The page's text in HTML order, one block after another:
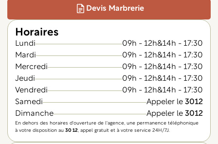
Devis Marbrerie
Horaires
Lundi 09h - 12h&14h - 17:30
Mardi
09h - 12h&14h - 17:30
Mercredi
09h - 12h&14h - 17:30
Jeudi
09h - 12h&14h - 17:30
Vendredi
09h - 12h&14h - 17:30
Samedi
Appeler le 3012
Dimanche
Appeler le 3012
En dehors des horaires d'ouverture de l'agence, une permanence téléphonique
à votre disposition au 30 12, appel gratuit et à votre service 24H/7J.